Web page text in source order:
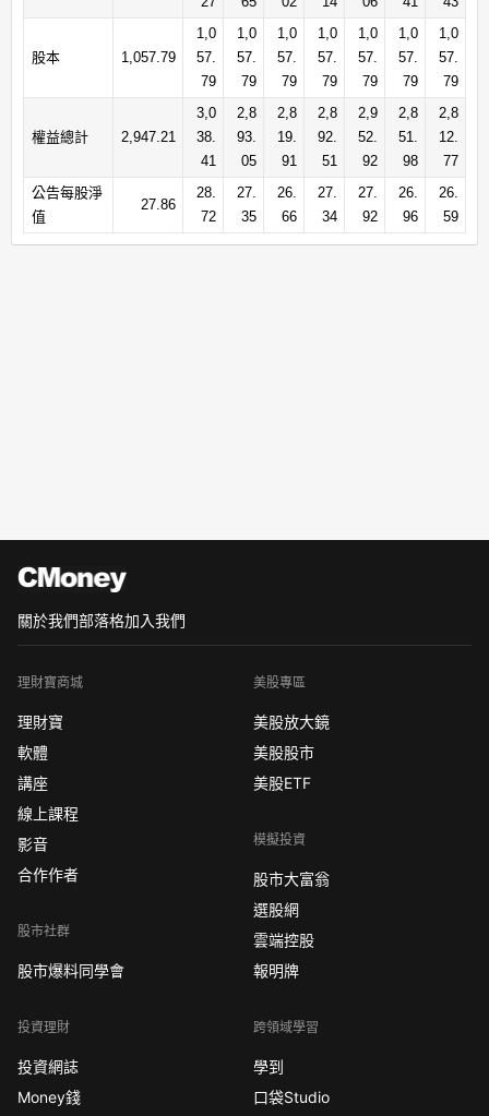
股本 1,057.79
1,0
57.
79
1,0
57.
79
1,0
57.
79
1,0
57.
79
1,0
57.
79
1,0
57.
79
1,0
57.
79
權益總計 2,947.21
3,0
38.
41
2,8
93.
05
2,8
19.
91
2,8
92.
51
2,9
52.
92
2,8
51.
98
2,8
12.
77
公告每股淨
值
27.86
28.
72
27.
35
26.
66
27.
34
27.
92
26.
96
26.
59
關於我們部落格加入我們
理財寶商城
理財寶
軟體
講座
線上課程
影音
合作作者
股市社群
股市爆料同學會
投資理財
投資網誌
Money錢
美股專區
美股放大鏡
美股股市
美股ETF
模擬投資
股市大富翁
選股網
雲端控股
報明牌
跨領域學習
學到
口袋Studio